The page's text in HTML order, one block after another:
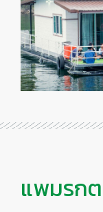
แพมรกต